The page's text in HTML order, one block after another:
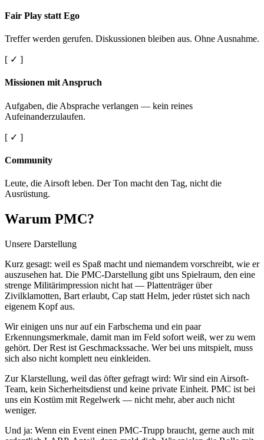
Fair Play statt Ego
Treffer werden gerufen. Diskussionen bleiben aus. Ohne Ausnahme.
[ ✓ ]
Missionen mit Anspruch
Aufgaben, die Absprache verlangen — kein reines
Aufeinanderzulaufen.
[ ✓ ]
Community
Leute, die Airsoft leben. Der Ton macht den Tag, nicht die
Ausrüstung.
Warum PMC?
Unsere Darstellung
Kurz gesagt: weil es Spaß macht und niemandem vorschreibt, wie er
auszusehen hat. Die PMC-Darstellung gibt uns Spielraum, den eine
strenge Militärimpression nicht hat — Plattenträger über
Zivilklamotten, Bart erlaubt, Cap statt Helm, jeder rüstet sich nach
eigenem Kopf aus.
Wir einigen uns nur auf ein Farbschema und ein paar
Erkennungsmerkmale, damit man im Feld sofort weiß, wer zu wem
gehört. Der Rest ist Geschmackssache. Wer bei uns mitspielt, muss
sich also nicht komplett neu einkleiden.
Zur Klarstellung, weil das öfter gefragt wird: Wir sind ein Airsoft-
Team, kein Sicherheitsdienst und keine private Einheit. PMC ist bei
uns ein Kostüm mit Regelwerk — nicht mehr, aber auch nicht
weniger.
Und ja: Wenn ein Event einen PMC-Trupp braucht, gerne auch mit